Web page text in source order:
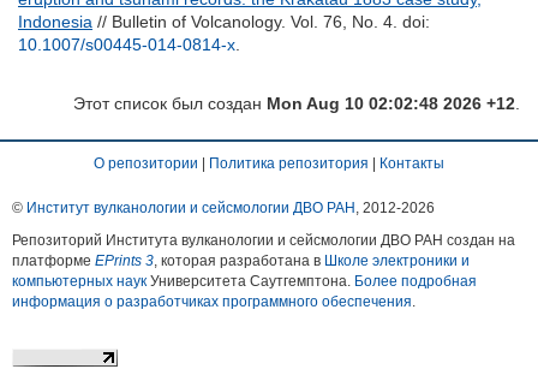
Indonesia // Bulletin of Volcanology. Vol. 76, No. 4. doi:
10.1007/s00445-014-0814-x
Этот список был создан Mon Aug 10 02:02:48 2026 +12
О репозитории Политика репозитория Контакты
© Институт вулканологии и сейсмологии ДВО РАН , 2012-2026
Репозиторий Института вулканологии и сейсмологии ДВО РАН создан на
платформе EPrints 3, которая разработана в Школе электроники и
компьютерных наук Университета Саутгемптона. Более подробная
информация о разработчиках программного обеспечения.